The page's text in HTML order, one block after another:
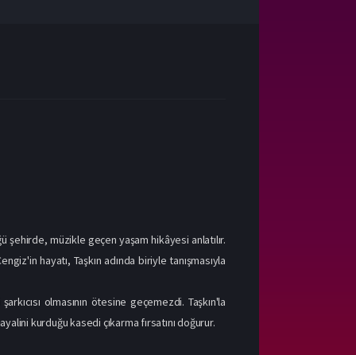
şehirde, müzikle geçen yaşam hikâyesi anlatılır.
hayatı, Taşkın adında biriyle tanışmasıyla
olmasının ötesine geçemezdi. Taşkın'la
kurduğu kasedi çıkarma fırsatını doğurur.